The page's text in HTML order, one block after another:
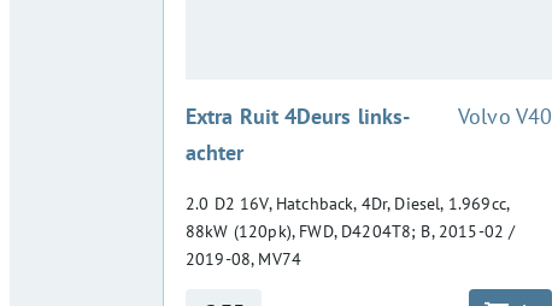
Extra Ruit 4Deurs links-
achter
:Volvo V40
2.0 D2 16V, Hatchback, 4Dr, Diesel, 1.969cc,
88kW (120pk), FWD, D4204T8; B, 2015-02 /
2019-08, MV74